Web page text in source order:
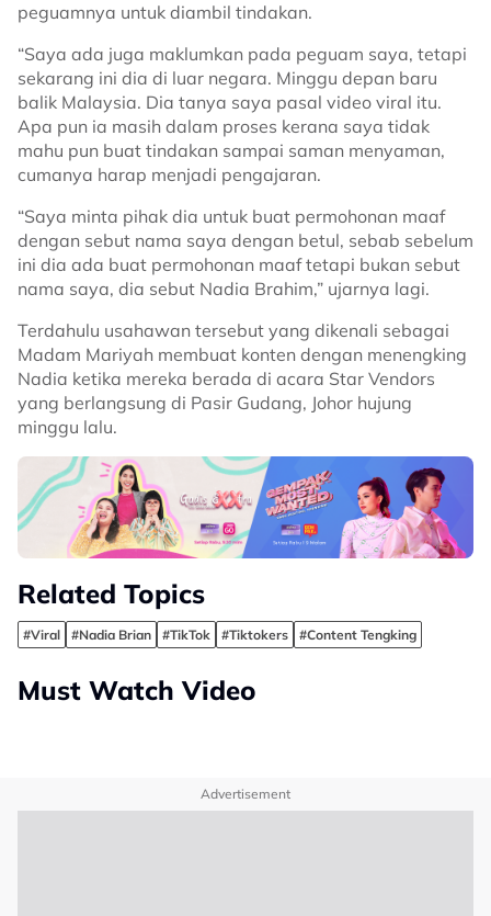
peguamnya untuk diambil tindakan.
“Saya ada juga maklumkan pada peguam saya, tetapi
sekarang ini dia di luar negara. Minggu depan baru
balik Malaysia. Dia tanya saya pasal video viral itu.
Apa pun ia masih dalam proses kerana saya tidak
mahu pun buat tindakan sampai saman menyaman,
cumanya harap menjadi pengajaran.
“Saya minta pihak dia untuk buat permohonan maaf
dengan sebut nama saya dengan betul, sebab sebelum
ini dia ada buat permohonan maaf tetapi bukan sebut
nama saya, dia sebut Nadia Brahim,” ujarnya lagi.
Terdahulu usahawan tersebut yang dikenali sebagai
Madam Mariyah membuat konten dengan menengking
Nadia ketika mereka berada di acara Star Vendors
yang berlangsung di Pasir Gudang, Johor hujung
minggu lalu.
Related Topics
#Viral #Nadia Brian #TikTok #Tiktokers #Content Tengking
Must Watch Video
Advertisement